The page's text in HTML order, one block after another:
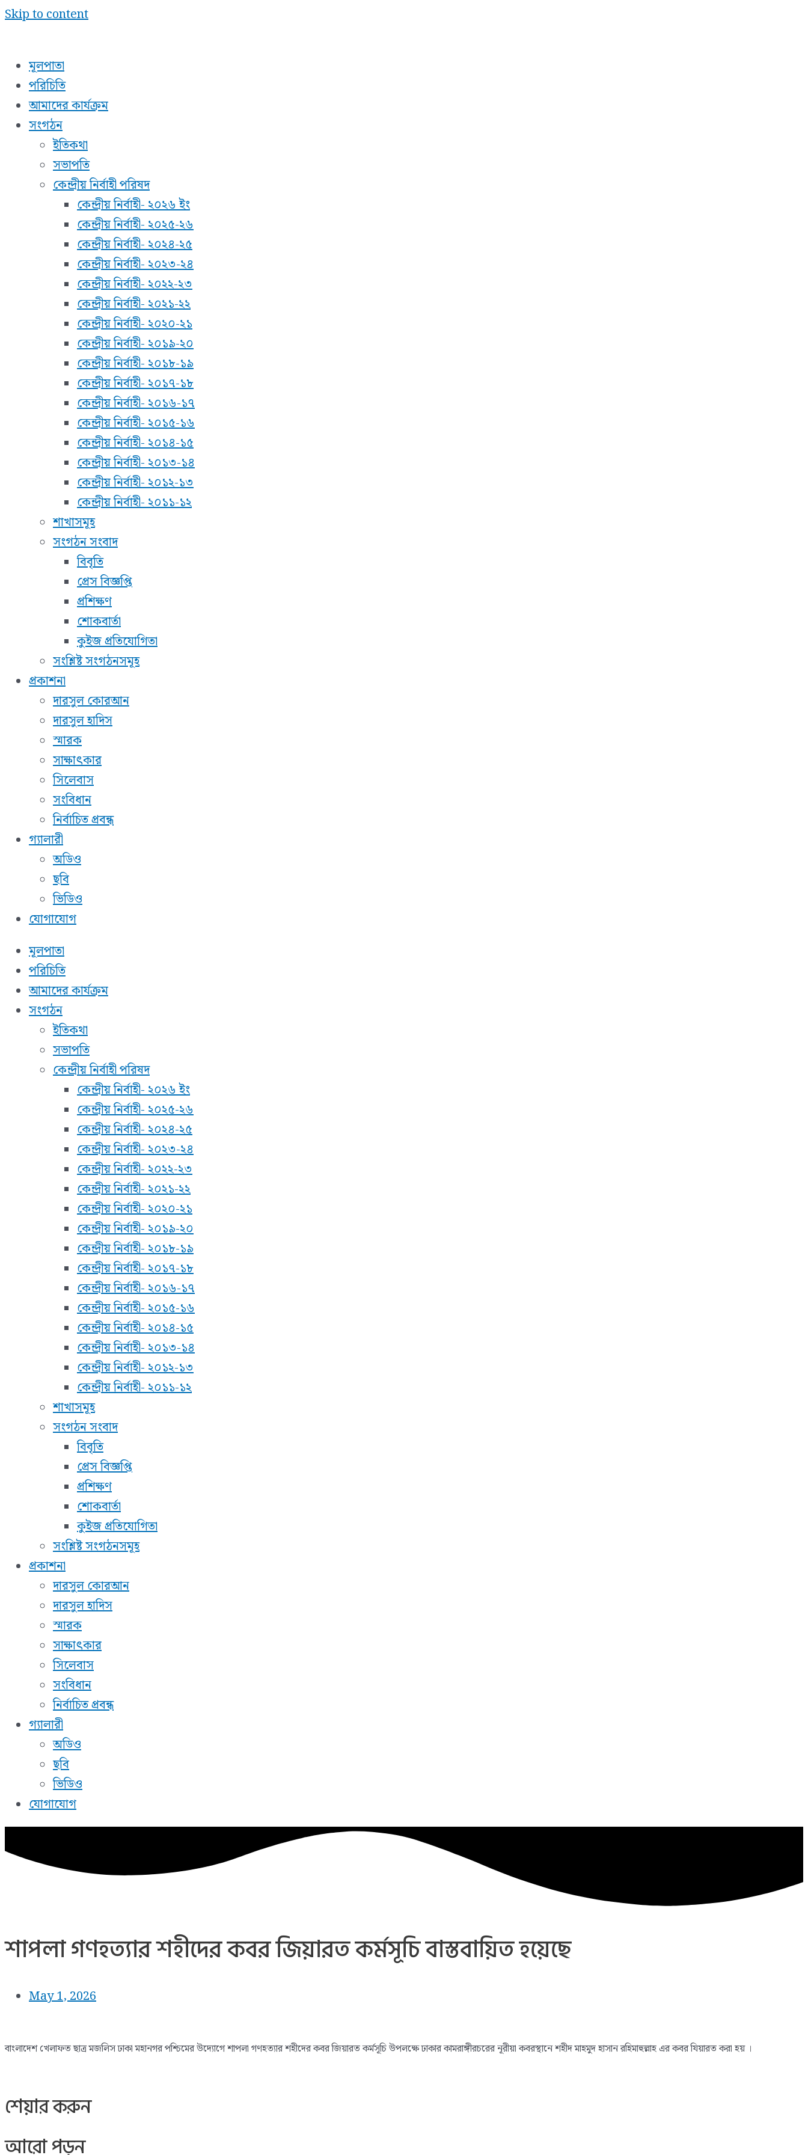
Skip to content
মূলপাতা
পরিচিতি
আমাদের কার্যক্রম
সংগঠন
ইতিকথা
সভাপতি
কেন্দ্রীয় নির্বাহী পরিষদ
কেন্দ্রীয় নির্বাহী- ২০২৬ ইং
কেন্দ্রীয় নির্বাহী- ২০২৫-২৬
কেন্দ্রীয় নির্বাহী- ২০২৪-২৫
কেন্দ্রীয় নির্বাহী- ২০২৩-২৪
কেন্দ্রীয় নির্বাহী- ২০২২-২৩
কেন্দ্রীয় নির্বাহী- ২০২১-২২
কেন্দ্রীয় নির্বাহী- ২০২০-২১
কেন্দ্রীয় নির্বাহী- ২০১৯-২০
কেন্দ্রীয় নির্বাহী- ২০১৮-১৯
কেন্দ্রীয় নির্বাহী- ২০১৭-১৮
কেন্দ্রীয় নির্বাহী- ২০১৬-১৭
কেন্দ্রীয় নির্বাহী- ২০১৫-১৬
কেন্দ্রীয় নির্বাহী- ২০১৪-১৫
কেন্দ্রীয় নির্বাহী- ২০১৩-১৪
কেন্দ্রীয় নির্বাহী- ২০১২-১৩
কেন্দ্রীয় নির্বাহী- ২০১১-১২
শাখাসমূহ
সংগঠন সংবাদ
বিবৃতি
প্রেস বিজ্ঞপ্তি
প্রশিক্ষণ
শোকবার্তা
কুইজ প্রতিযোগিতা
সংশ্লিষ্ট সংগঠনসমূহ
প্রকাশনা
দারসুল কোরআন
দারসুল হাদিস
স্মারক
সাক্ষাৎকার
সিলেবাস
সংবিধান
নির্বাচিত প্রবন্ধ
গ্যালারী
অডিও
ছবি
ভিডিও
যোগাযোগ
মূলপাতা
পরিচিতি
আমাদের কার্যক্রম
সংগঠন
ইতিকথা
সভাপতি
কেন্দ্রীয় নির্বাহী পরিষদ
কেন্দ্রীয় নির্বাহী- ২০২৬ ইং
কেন্দ্রীয় নির্বাহী- ২০২৫-২৬
কেন্দ্রীয় নির্বাহী- ২০২৪-২৫
কেন্দ্রীয় নির্বাহী- ২০২৩-২৪
কেন্দ্রীয় নির্বাহী- ২০২২-২৩
কেন্দ্রীয় নির্বাহী- ২০২১-২২
কেন্দ্রীয় নির্বাহী- ২০২০-২১
কেন্দ্রীয় নির্বাহী- ২০১৯-২০
কেন্দ্রীয় নির্বাহী- ২০১৮-১৯
কেন্দ্রীয় নির্বাহী- ২০১৭-১৮
কেন্দ্রীয় নির্বাহী- ২০১৬-১৭
কেন্দ্রীয় নির্বাহী- ২০১৫-১৬
কেন্দ্রীয় নির্বাহী- ২০১৪-১৫
কেন্দ্রীয় নির্বাহী- ২০১৩-১৪
কেন্দ্রীয় নির্বাহী- ২০১২-১৩
কেন্দ্রীয় নির্বাহী- ২০১১-১২
শাখাসমূহ
সংগঠন সংবাদ
বিবৃতি
প্রেস বিজ্ঞপ্তি
প্রশিক্ষণ
শোকবার্তা
কুইজ প্রতিযোগিতা
সংশ্লিষ্ট সংগঠনসমূহ
প্রকাশনা
দারসুল কোরআন
দারসুল হাদিস
স্মারক
সাক্ষাৎকার
সিলেবাস
সংবিধান
নির্বাচিত প্রবন্ধ
গ্যালারী
অডিও
ছবি
ভিডিও
যোগাযোগ
শাপলা গণহত্যার শহীদের কবর জিয়ারত কর্মসূচি বাস্তবায়িত হয়েছে
May 1, 2026
বাংলাদেশ খেলাফত ছাত্র মজলিস ঢাকা মহানগর পশ্চিমের উদ্যোগে শাপলা গণহত্যার শহীদের কবর জিয়ারত কর্মসূচি উপলক্ষে ঢাকার কামরাঙ্গীরচরের নূরীয়া কবরস্থানে শহীদ মাহমুদ হাসান রহিমাহুল্লাহ এর কবর যিয়ারত করা হয় ।
শেয়ার করুন
আরো পড়ুন